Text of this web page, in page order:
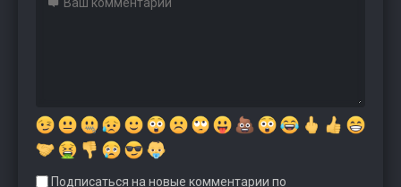
Подписаться на новые комментарии по